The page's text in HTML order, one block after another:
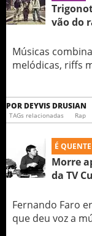
vão do
Músicas
melódicas, riffs
POR DEYVIS DRUSIAN
TAGs relacionadas Rap
É QUENTE
Morre
da TV
Fernando Faro
que deu voz a